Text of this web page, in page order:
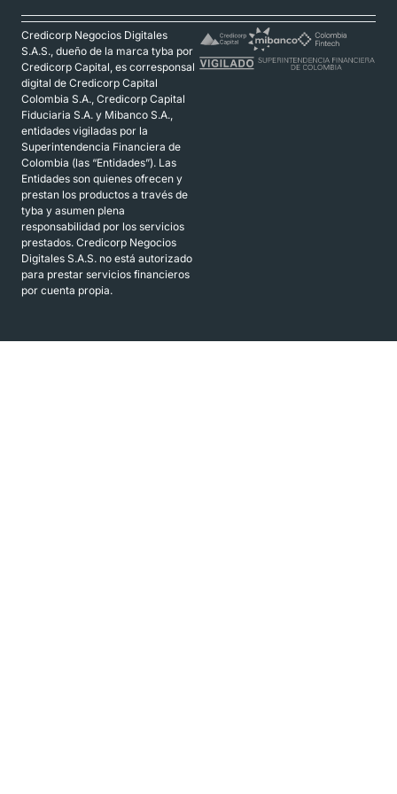
Credicorp Negocios Digitales
S.A.S., dueño de la marca tyba por
Credicorp Capital, es corresponsal
digital de Credicorp Capital
Colombia S.A., Credicorp Capital
Fiduciaria S.A. y Mibanco S.A.,
entidades vigiladas por la
Superintendencia Financiera de
Colombia (las “Entidades”). Las
Entidades son quienes ofrecen y
prestan los productos a través de
tyba y asumen plena
responsabilidad por los servicios
prestados. Credicorp Negocios
Digitales S.A.S. no está autorizado
para prestar servicios financieros
por cuenta propia.